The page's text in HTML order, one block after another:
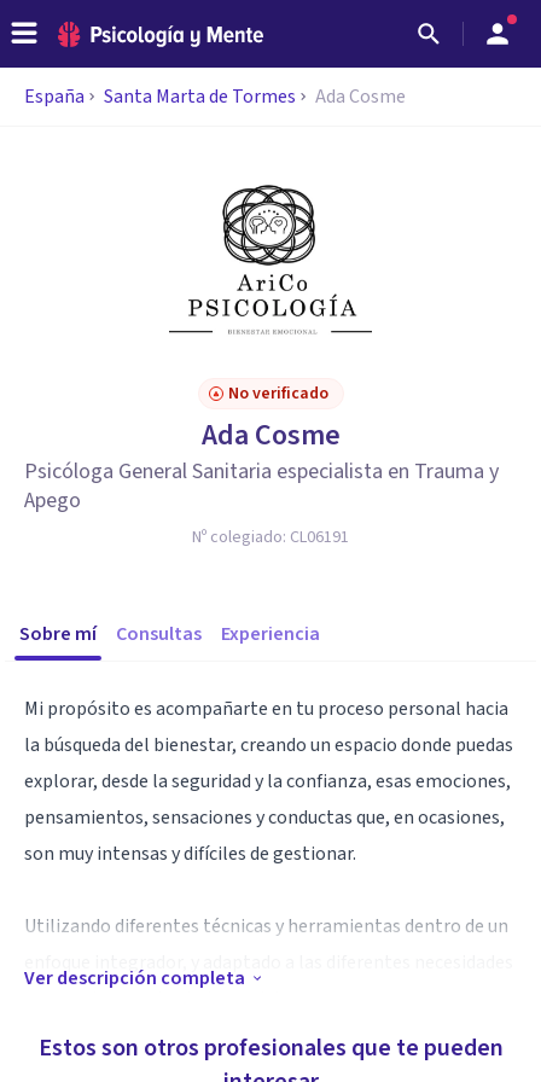
España Santa Marta de Tormes Ada Cosme
No verificado
Ada Cosme
Psicóloga General Sanitaria especialista en Trauma y
Apego
Nº colegiado: CL06191
Sobre mí Consultas Experiencia
Mi propósito es acompañarte en tu proceso personal hacia
la búsqueda del bienestar, creando un espacio donde puedas
explorar, desde la seguridad y la confianza, esas emociones,
pensamientos, sensaciones y conductas que, en ocasiones,
son muy intensas y difíciles de gestionar.
Utilizando diferentes técnicas y herramientas dentro de un
Dando un espacio también a la MATERNIDAD, desde
Ver descripción completa
Estos son otros profesionales que te pueden